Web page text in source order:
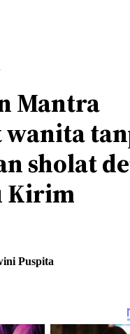
Mantra
sholat
Kirim
Puspita